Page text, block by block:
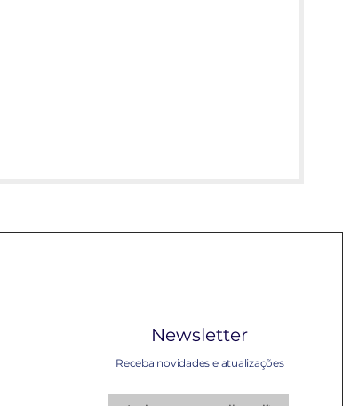
Newsletter
Receba novidades e atualizações